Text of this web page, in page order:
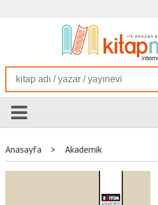
Anasayfa > Akademik